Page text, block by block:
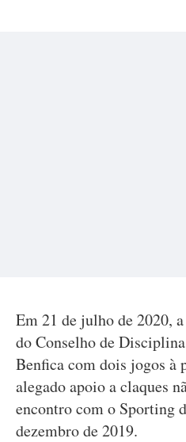
Em 21 de julho de 2020,
do Conselho de
Benfica com dois jogos à
alegado apoio a claques
encontro com o Sporting
dezembro de 2019.